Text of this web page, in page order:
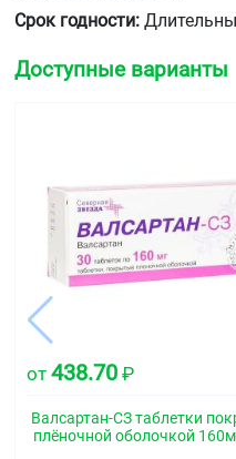
Срок годности:
Доступные варианты
от 438.70 ₽
Валсартан-СЗ таблетки
плёночной оболочкой